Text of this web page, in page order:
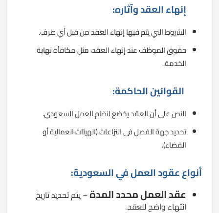
إنهاء العقد وآثاره:
الشروط التي يتم فيها إنهاء العقد من قبل أي طرف.
حقوق الموظف عند إنهاء العقد، مثل مكافأة نهاية
الخدمة.
القوانين الحاكمة:
النص على أن العقد يخضع لنظام العمل السعودي.
تحديد جهة الفصل في النزاعات (الهيئات العمالية أو
القضاء).
أنواع عقود العمل في السعودية:
عقد العمل محدد المدة– يتم تحديد تاريخ
انتهاء واضح للعقد.